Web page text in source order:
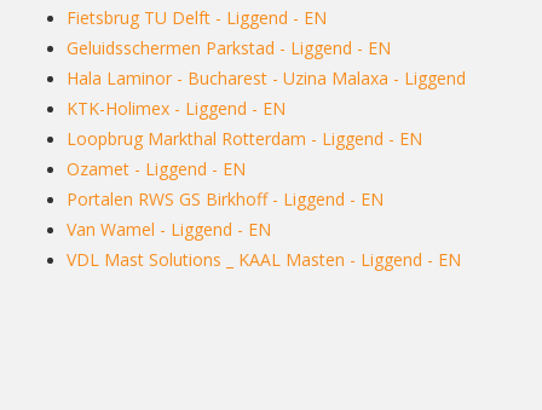
Fietsbrug TU Delft - Liggend - EN
Geluidsschermen Parkstad - Liggend - EN
Hala Laminor - Bucharest - Uzina Malaxa - Liggend
KTK-Holimex - Liggend - EN
Loopbrug Markthal Rotterdam - Liggend - EN
Ozamet - Liggend - EN
Portalen RWS GS Birkhoff - Liggend - EN
Van Wamel - Liggend - EN
VDL Mast Solutions _ KAAL Masten - Liggend - EN